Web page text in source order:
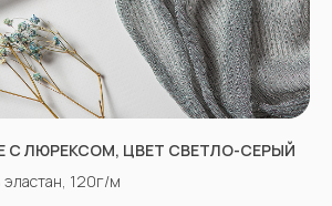
С ЛЮРЕКСОМ, ЦВЕТ СВЕТЛО-СЕРЫЙ
120г/м
21Александра